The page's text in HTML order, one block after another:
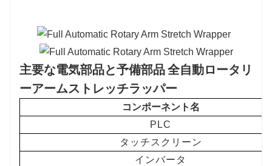
主要な電気部品と予備部品全自動ロータリ
ーアームストレッチラッパー
コンポーネント名
PLC
タッチスクリーン
インバータ